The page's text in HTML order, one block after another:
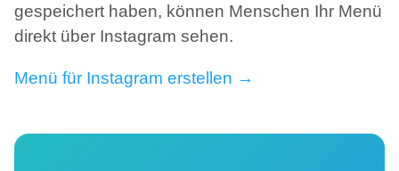
gespeichert haben, können Menschen Ihr Menü
direkt über Instagram sehen.
Menü für Instagram erstellen →